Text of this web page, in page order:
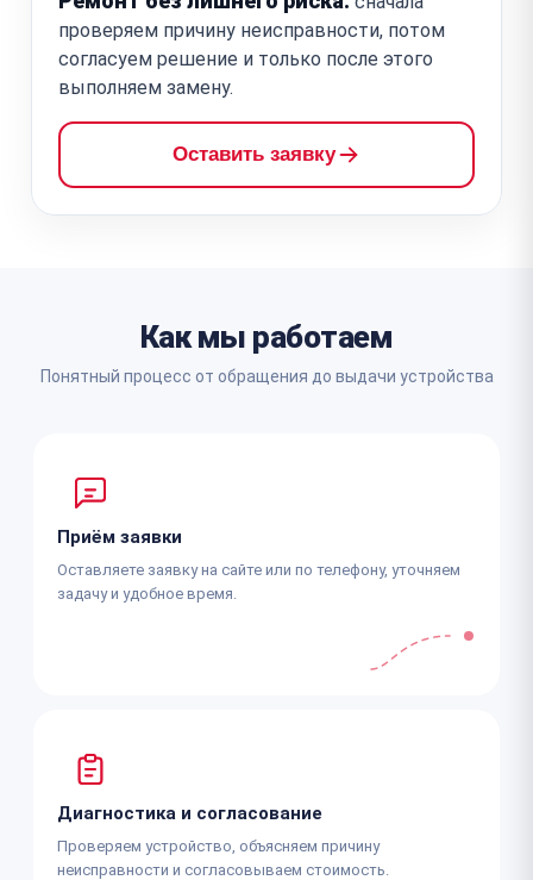
проверяем причину неисправности, потом
согласуем решение и только после этого
выполняем замену.
Оставить заявку
Как мы работаем
Понятный процесс от обращения до выдачи устройства
Приём заявки
Оставляете заявку на сайте или по телефону, уточняем
задачу и удобное время.
Диагностика и согласование
Проверяем устройство, объясняем причину
неисправности и согласовываем стоимость.